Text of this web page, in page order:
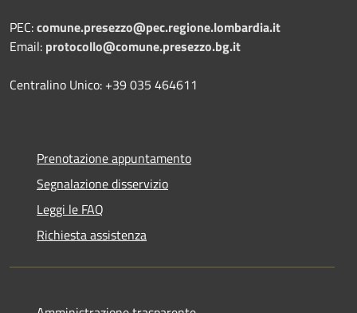
PEC:comune.presezzo@pec.regione.lombardia.it
Email: protocollo@comune.presezzo.bg.it
Centralino Unico: +39 035 464611
Prenotazione appuntamento
Segnalazione disservizio
Leggi le FAQ
Richiesta assistenza